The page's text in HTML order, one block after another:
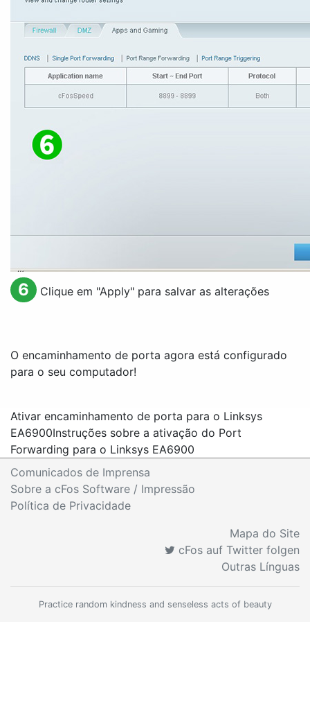
6 Clique em "Apply" para salvar as alterações
O encaminhamento de porta agora está configurado
para o seu computador!
Ativar encaminhamento de porta para o Linksys
EA6900Instruções sobre a ativação do Port
Forwarding para o Linksys EA6900
Comunicados de Imprensa
Sobre a cFos Software / Impressão
Política de Privacidade
Mapa do Site
cFos auf Twitter folgen
Outras Línguas
Practice random kindness and senseless acts of beauty